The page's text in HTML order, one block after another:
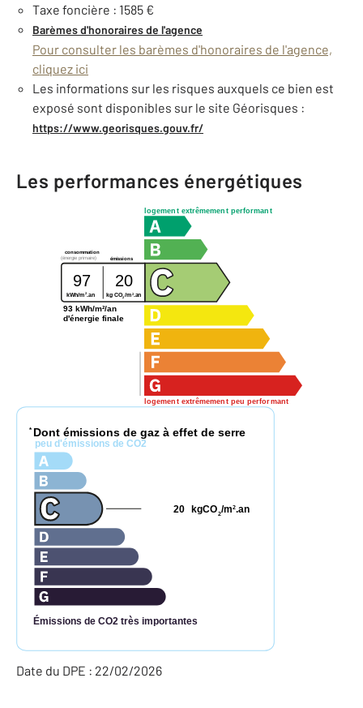
Taxe foncière : 1585 €
Barèmes d'honoraires de l'agence
Pour consulter les barèmes d'honoraires de l'agence,
cliquez ici
Les informations sur les risques auxquels ce bien est
exposé sont disponibles sur le site Géorisques :
https://www.georisques.gouv.fr/
Les performances énergétiques
logement extrêmement performant
logement extrêmement peu performant
consommation
émissions
(énergie primaire)
97 20
kWh/m 2 .an kg CO2/m2.an
93 kWh/m²/an
d'énergie finale
* Dont émissions de gaz à effet de serre
peu d'émissions de CO2
Émissions de CO2 très importantes
kgCO2/m2.an
20
Date du DPE : 22/02/2026